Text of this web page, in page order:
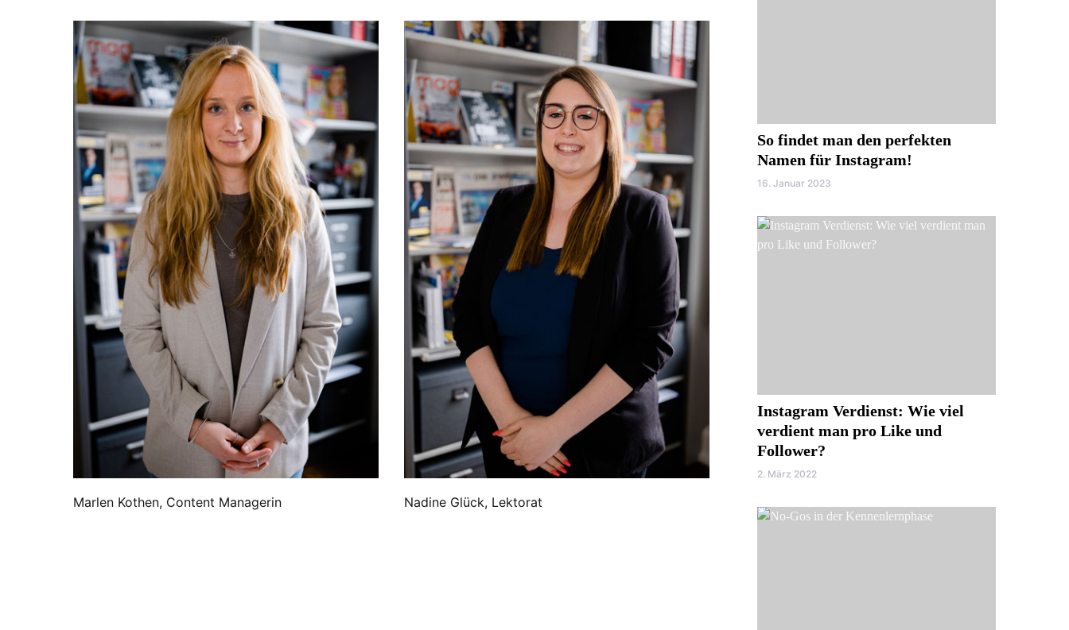
Marlen Kothen, Content Managerin Nadine Glück, Lektorat
So findet man den perfekten
Namen für Instagram!
16. Januar 2023
Instagram Verdienst: Wie viel
verdient man pro Like und
Follower?
2. März 2022